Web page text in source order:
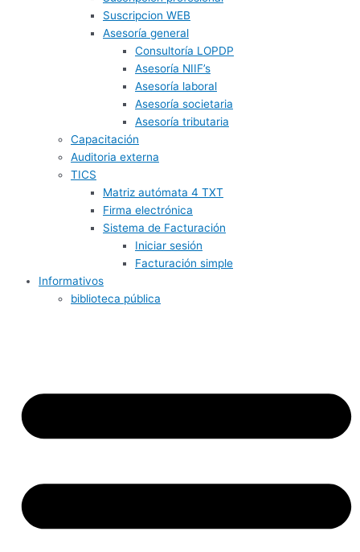
Suscripcion WEB
Asesoría general
Consultoría LOPDP
Asesoría NIIF’s
Asesoría laboral
Asesoría societaria
Asesoría tributaria
Capacitación
Auditoria externa
TICS
Matriz autómata 4 TXT
Firma electrónica
Sistema de Facturación
Iniciar sesión
Facturación simple
Informativos
biblioteca pública